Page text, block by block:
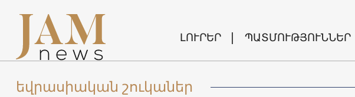
ԼՈՒՐԵՐ ՊԱՏՄՈՒԹՅՈՒՆՆԵՐ
եվրասիական շուկաներ